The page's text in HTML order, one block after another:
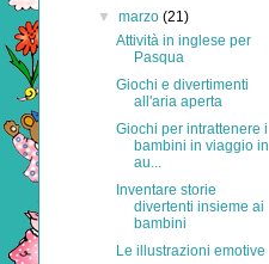
▼marzo(21)
Attività in inglese per
Pasqua
Giochi e divertimenti
all'aria aperta
Giochi per intrattenere i
bambini in viaggio in
au...
Inventare storie
divertenti insieme ai
bambini
Le illustrazioni emotive